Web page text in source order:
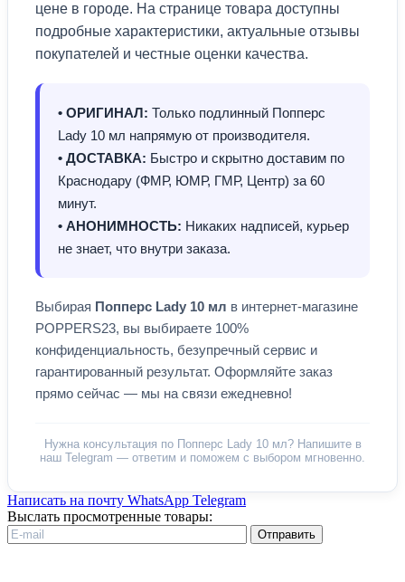
цене в городе. На странице товара доступны
подробные характеристики, актуальные отзывы
покупателей и честные оценки качества.
• ОРИГИНАЛ: Только подлинный Попперс
Lady 10 мл напрямую от производителя.
• ДОСТАВКА: Быстро и скрытно доставим по
Краснодару (ФМР, ЮМР, ГМР, Центр) за 60
минут.
• АНОНИМНОСТЬ: Никаких надписей, курьер
не знает, что внутри заказа.
Выбирая Попперс Lady 10 мл в интернет-магазине
POPPERS23, вы выбираете 100%
конфиденциальность, безупречный сервис и
гарантированный результат. Оформляйте заказ
прямо сейчас — мы на связи ежедневно!
Нужна консультация по Попперс Lady 10 мл? Напишите в
наш Telegram — ответим и поможем с выбором мгновенно.
Написать на почту WhatsApp Telegram
Выслать просмотренные товары:
Отправить